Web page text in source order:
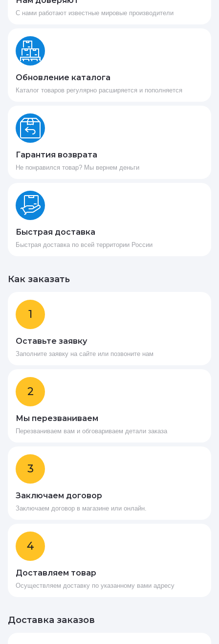
С нами работают известные мировые производители
Обновление каталога
Каталог товаров регулярно расширяется и пополняется
Гарантия возврата
Не понравился товар? Мы вернем деньги
Быстрая доставка
Быстрая доставка по всей территории России
Как заказать
1
Оставьте заявку
Заполните заявку на сайте или позвоните нам
2
Мы перезваниваем
Перезваниваем вам и обговариваем детали заказа
3
Заключаем договор
Заключаем договор в магазине или онлайн.
4
Доставляем товар
Осуществляем доставку по указанному вами адресу
Доставка заказов